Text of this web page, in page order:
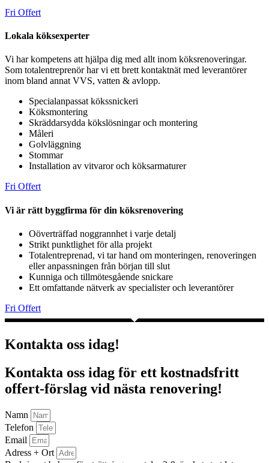
Fri Offert
Lokala köksexperter
Vi har kompetens att hjälpa dig med allt inom köksrenoveringar.
Som totalentreprenör har vi ett brett kontaktnät med leverantörer
inom bland annat VVS, vatten & avlopp.
Specialanpassat kökssnickeri
Köksmontering
Skräddarsydda kökslösningar och montering
Måleri
Golvläggning
Stommar
Installation av vitvaror och köksarmaturer
Fri Offert
Vi är rätt byggfirma för din köksrenovering
Oöverträffad noggrannhet i varje detalj
Strikt punktlighet för alla projekt
Totalentreprenad, vi tar hand om monteringen, renoveringen
eller anpassningen från början till slut
Kunniga och tillmötesgående snickare
Ett omfattande nätverk av specialister och leverantörer
Fri Offert
Kontakta oss idag!
Kontakta oss idag för ett kostnadsfritt
offert-förslag vid nästa renovering!
Namn
Telefon
Email
Adress + Ort